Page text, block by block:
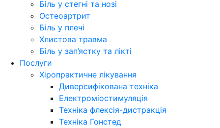
Біль у стегні та нозі
Остеоартрит
Біль у плечі
Хлистова травма
Біль у зап’ястку та лікті
Послуги
Хіропрактичне лікування
Диверсифікована техніка
Електроміостимуляція
Техніка флексія-дистракція
Техніка Гонстед